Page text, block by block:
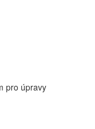
pro úpravy